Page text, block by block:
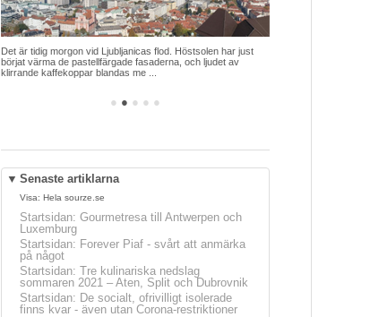
● ● ● ● ●
Det är tidig morgon vid Ljubljanicas flod. Höstsolen har just
börjat värma de pastellfärgade fasaderna, och ljudet av
klirrande kaffekoppar blandas me ...
▼ Senaste artiklarna
Visa: Hela sourze.se
Startsidan: Gourmetresa till Antwerpen och
Luxemburg
Startsidan: Forever Piaf - svårt att anmärka
på något
Startsidan: Tre kulinariska nedslag
sommaren 2021 – Aten, Split och Dubrovnik
Startsidan: De socialt, ofrivilligt isolerade
finns kvar - även utan Corona-restriktioner